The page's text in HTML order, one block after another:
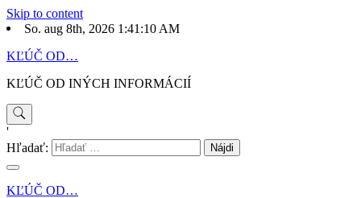
Skip to content
So. aug 8th, 2026 1:41:10 AM
KĽÚČ OD…
KĽÚČ OD INÝCH INFORMÁCIÍ
'
Hľadať:
KĽÚČ OD…